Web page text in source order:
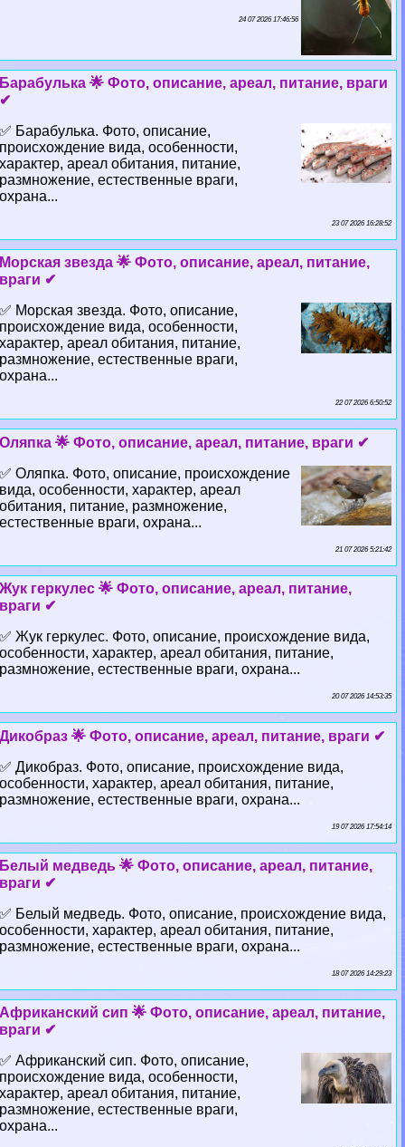
24 07 2026 17:46:56
Баpaбулька 🌟 Фото, описание, ареал, питание, враги
✔
✅ Баpaбулька. Фото, описание,
происхождение вида, особенности,
хаpaктер, ареал обитания, питание,
размножение, естественные враги,
охрана...
23 07 2026 16:28:52
Морская звезда 🌟 Фото, описание, ареал, питание,
враги ✔
✅ Морская звезда. Фото, описание,
происхождение вида, особенности,
хаpaктер, ареал обитания, питание,
размножение, естественные враги,
охрана...
22 07 2026 6:50:52
Оляпка 🌟 Фото, описание, ареал, питание, враги ✔
✅ Оляпка. Фото, описание, происхождение
вида, особенности, хаpaктер, ареал
обитания, питание, размножение,
естественные враги, охрана...
21 07 2026 5:21:42
Жук геркулес 🌟 Фото, описание, ареал, питание,
враги ✔
✅ Жук геркулес. Фото, описание, происхождение вида,
особенности, хаpaктер, ареал обитания, питание,
размножение, естественные враги, охрана...
20 07 2026 14:53:35
Дикобраз 🌟 Фото, описание, ареал, питание, враги ✔
✅ Дикобраз. Фото, описание, происхождение вида,
особенности, хаpaктер, ареал обитания, питание,
размножение, естественные враги, охрана...
19 07 2026 17:54:14
Белый медведь 🌟 Фото, описание, ареал, питание,
враги ✔
✅ Белый медведь. Фото, описание, происхождение вида,
особенности, хаpaктер, ареал обитания, питание,
размножение, естественные враги, охрана...
18 07 2026 14:29:23
Африканский сип 🌟 Фото, описание, ареал, питание,
враги ✔
✅ Африканский сип. Фото, описание,
происхождение вида, особенности,
хаpaктер, ареал обитания, питание,
размножение, естественные враги,
охрана...